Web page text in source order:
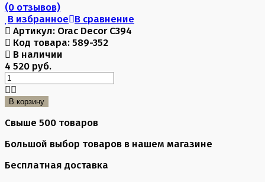
(0 отзывов)
В избранное В сравнение
Артикул: Orac Decor C394
Код товара: 589-352
В наличии
4 520 руб.
В корзину
Свыше 500 товаров
Большой выбор товаров в нашем магазине
Бесплатная доставка